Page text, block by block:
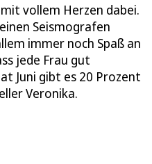
vollem Herzen dabei.
Seismografen
immer noch Spaß an
jede Frau gut
Juni gibt es 20 Prozent
Veronika.